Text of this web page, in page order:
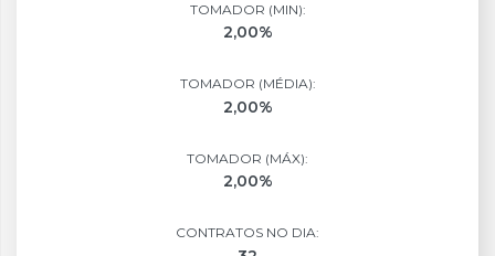
TOMADOR (MIN):
2,00%
TOMADOR (MÉDIA):
2,00%
TOMADOR (MÁX):
2,00%
CONTRATOS NO DIA: